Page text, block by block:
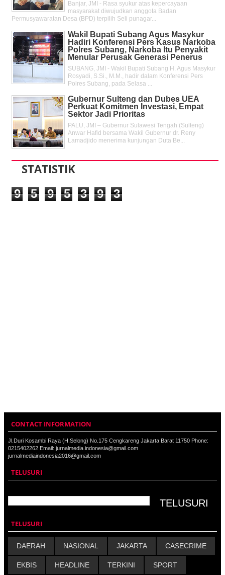
Banjar, JMI - Rasa syukur atas kepercayaan
masyarakat diwujudkan anggota Badan
Permusyawaratan Desa (BPD) terpilih Seli punagar...
Wakil Bupati Subang Agus Masykur
Hadiri Konferensi Pers Kasus Narkoba
Polres Subang, Narkoba Itu Penyakit
Menular Perusak Generasi Penerus
SUBANG, JMI - Wakil Bupati Subang H. Agus Masykur
Rosyadi, S.Si., M.M., hadir dalam Konferensi Pers
Polres Subang, pada Selasa ...
Gubernur Sulteng dan Dubes UEA
Perkuat Komitmen Investasi, Empat
Sektor Jadi Prioritas
PALU, JMI – Gubernur Sulawesi Tengah (Sulteng)
Anwar Hafid bersama Wakil Gubernur dr. Reny
Lamadjido menerima kunjungan Duta Be...
STATISTIK
9 5 9 5 3 9 3
CONTACT INFORMATION
Jl.Duri Kosambi Raya (H.Selong) No.175 Cengkareng Jakarta Barat 11750 Phone:
0215402262 Email: jurnalmedia.indonesia@gmail.com
jurnalmediaindonesia2016@gmail.com
TELUSURI
TELUSURI
DAERAH NASIONAL JAKARTA CASECRIME
EKBIS HEADLINE TERKINI SPORT